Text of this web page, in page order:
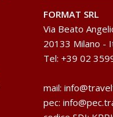
FORMAT SRL
Via Beato
20133 Milano -
Tel: +39 02
mail:
pec: